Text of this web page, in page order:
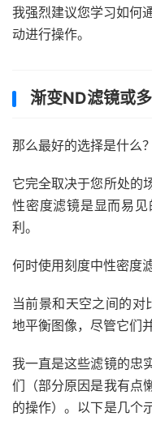
我强烈建议您学习如何
动进行操作。
渐变ND滤镜或多
那么最好的选择是什么
它完全取决于您所处的
性密度滤镜是显而易
利。
何时使用刻度中性密度
当前景和天空之间的
地平衡图像，尽管它们
我一直是这些滤镜的忠
们（部分原因是我有点
的操作）。以下是几个